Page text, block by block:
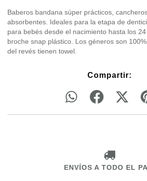
Baberos bandana súper prácticos,
absorbentes. Ideales para la etapa de
para bebés desde el nacimiento hasta los
broche snap plástico. Los géneros son
del revés tienen towel.
Compartir:
ENVÍOS A TODO EL